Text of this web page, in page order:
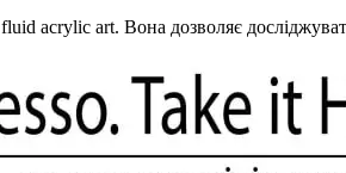
acrylic art. Вона дозволяє